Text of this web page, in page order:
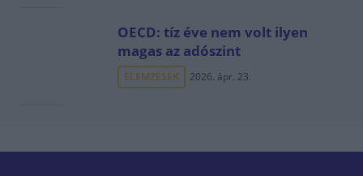
OECD: tíz éve nem volt ilyen
magas az adószint
ELEMZÉSEK 2026. ápr. 23.